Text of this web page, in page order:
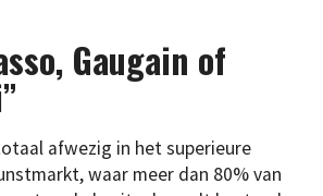
Gaugain of
afwezig in het superieure
waar meer dan 80% van